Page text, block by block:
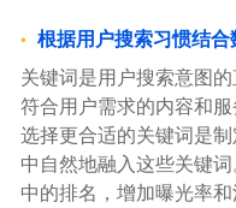
根据用户搜索习惯结
关键词是用户搜索意图
符合用户需求的内容和
选择更合适的关键词是
中自然地融入这些关键
中的排名，增加曝光率和